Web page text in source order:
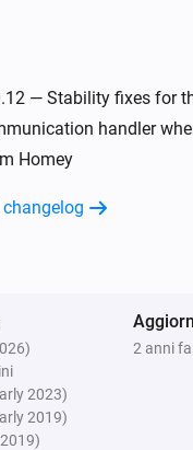
Stopped
Device
Device
Device
Bass Level
— Stability fixes for
handler
Homey
2023)
2019)
2 anni fa